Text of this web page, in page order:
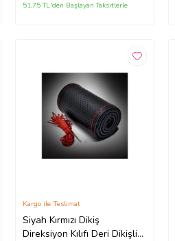
51,75 TL'den Başlayan Taksitlerle
Siyah Kırmızı Dikiş
Direksiyon Kılıfı Deri Dikişli
Kargo ile Teslimat